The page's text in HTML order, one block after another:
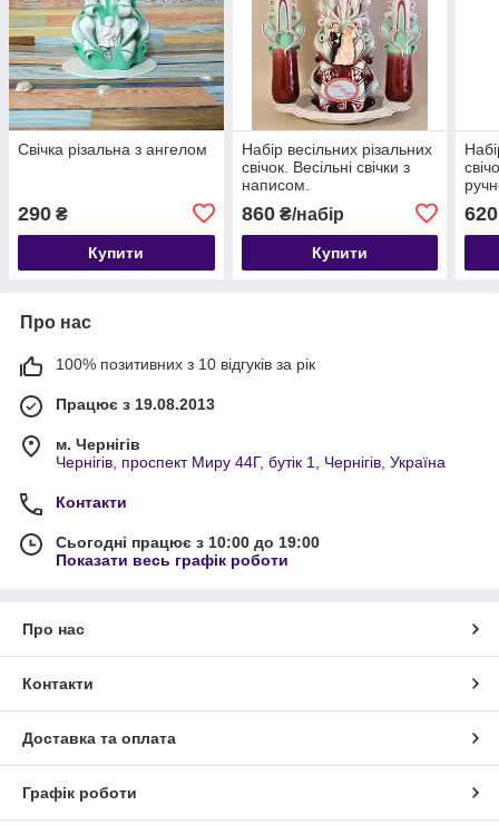
Свічка різальна з ангелом
290 ₴
Купити
Набір весільних різальних
свічок. Весільні свічки з
написом.
860₴/набір
Купити
620
Про нас
100% позитивних з 10 відгуків за рік
Працює з 19.08.2013
м. Чернігів
Чернігів, проспект Миру 44Г, бутік 1, Чернігів, Україна
Контакти
Сьогодні працює з 10:00 до 19:00
Показати весь графік роботи
Про нас
Контакти
Доставка та оплата
Графік роботи